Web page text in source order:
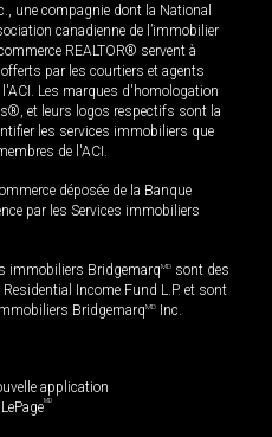
une compagnie dont la National
canadienne de l’immobilier
REALTOR® servent à
par les courtiers et agents
Les marques d'homologation
et leurs logos respectifs sont la
les services immobiliers que
de l'ACI.
déposée de la Banque
par les Services immobiliers
immobiliers BridgemarqMD sont des
Income Fund L.P. et sont
BridgemarqMD Inc.
application
MD